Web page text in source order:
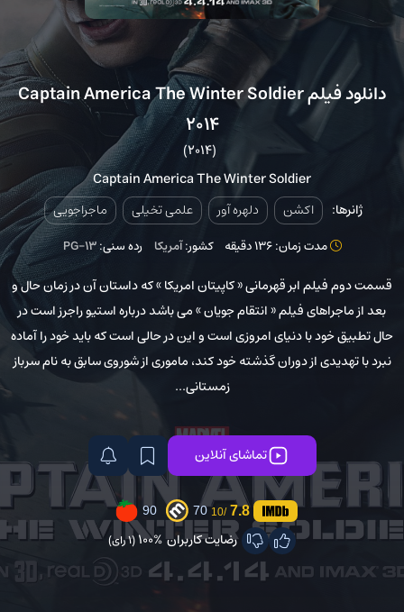
دانلود فیلم Captain America The Winter Soldier
2014
(2014)
Captain America The Winter Soldier
ژانرها: اکشن دلهره آور علمی تخیلی ماجراجویی
مدت زمان: 136 دقیقه کشور:آمریکا رده سنی:PG-13
قسمت دوم فیلم ابر قهرمانی « کاپیتان امریکا » که داستان آن در زمان حال و
بعد از ماجراهای فیلم « انتقام جویان » می باشد درباره استیو راجرز است در
حال تطبیق خود با دنیای امروزی است و این در حالی است که باید خود را آماده
نبرد با تهدیدی از دوران گذشته خود کند، ماموری از شوروی سابق به نام سرباز
زمستانی...
تماشای آنلاین
7.8
/10
70
90
رضایت کاربران 100%(1 رای)